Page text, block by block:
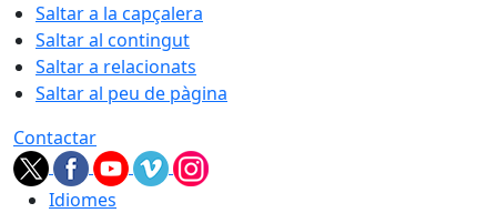
Saltar a la capçalera
Saltar al contingut
Saltar a relacionats
Saltar al peu de pàgina
Contactar
Idiomes